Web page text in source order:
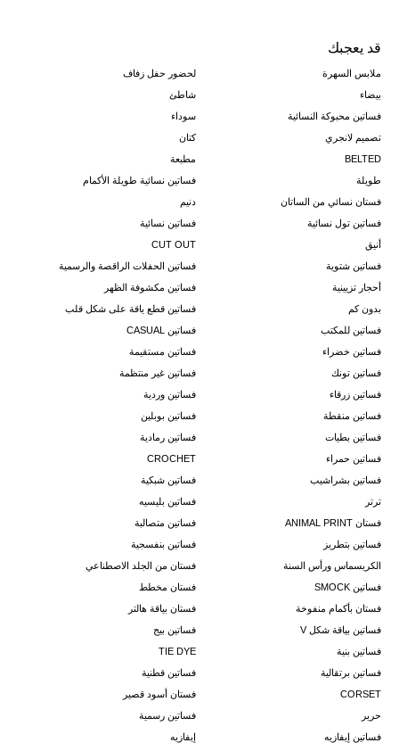
قد يعجبك
ملابس السهرة
لحضور حفل زفاف
بيضاء
شاطئ
فساتين محبوكة النسائية
سوداء
تصميم لانجري
كتان
BELTED
مطبعة
طويلة
فساتين نسائية طويلة الأكمام
فستان نسائي من الساتان
دنيم
فساتين تول نسائية
فساتين نسائية
أنيق
CUT OUT
فساتين شتوية
فساتين الحفلات الراقصة والرسمية
أحجار تزيينية
فساتين مكشوفة الظهر
بدون كم
فساتين قطع ياقة على شكل قلب
فساتين للمكتب
فساتين CASUAL
فساتين خضراء
فساتين مستقيمة
فساتين تونك
فساتين غير منتظمة
فساتين زرقاء
فساتين وردية
فساتين منقطة
فساتين بوبلين
فساتين بطيات
فساتين رمادية
فساتين حمراء
CROCHET
فساتين بشراشيب
فساتين شبكية
ترتر
فساتين بليسيه
فستان ANIMAL PRINT
فساتين متصالبة
فساتين بتطريز
فساتين بنفسجية
الكريسماس ورأس السنة
فستان من الجلد الاصطناعي
فساتين SMOCK
فستان مخطط
فستان بأكمام منفوخة
فستان بياقة هالتر
فساتين بياقة شكل V
فساتين بيج
فساتين بنية
TIE DYE
فساتين برتقالية
فساتين قطنية
CORSET
فستان أسود قصير
حرير
فساتين رسمية
فساتين إيفازيه
إيفازيه